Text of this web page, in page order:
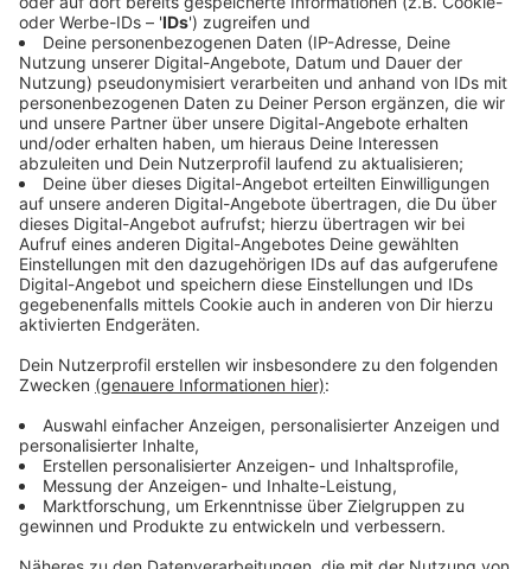
Sparkassen Radschlägerturnier
Anzeige
Sportlich wird es am Sonntag aber auch für alle
Schülerinnen und Schüler zwischen 8 und 12 Jahren
beimRadschlägerturnieram Rheinufer. Dabei geht es
darum, auf einer Strecke von 15 bzw. 20 Metern
möglichst schnell, viele technisch gute Radschläge zu
machen. Der Wettbewerb findet in zwei Gruppen (8-10
Jahre und 11-12 Jahre) statt und ist unterteilt in ein
Vor- und ein Hauptturnier. Los geht's um 9:45 Uhr.
Anzeige
Kinderfest in Benrath
Anzeige